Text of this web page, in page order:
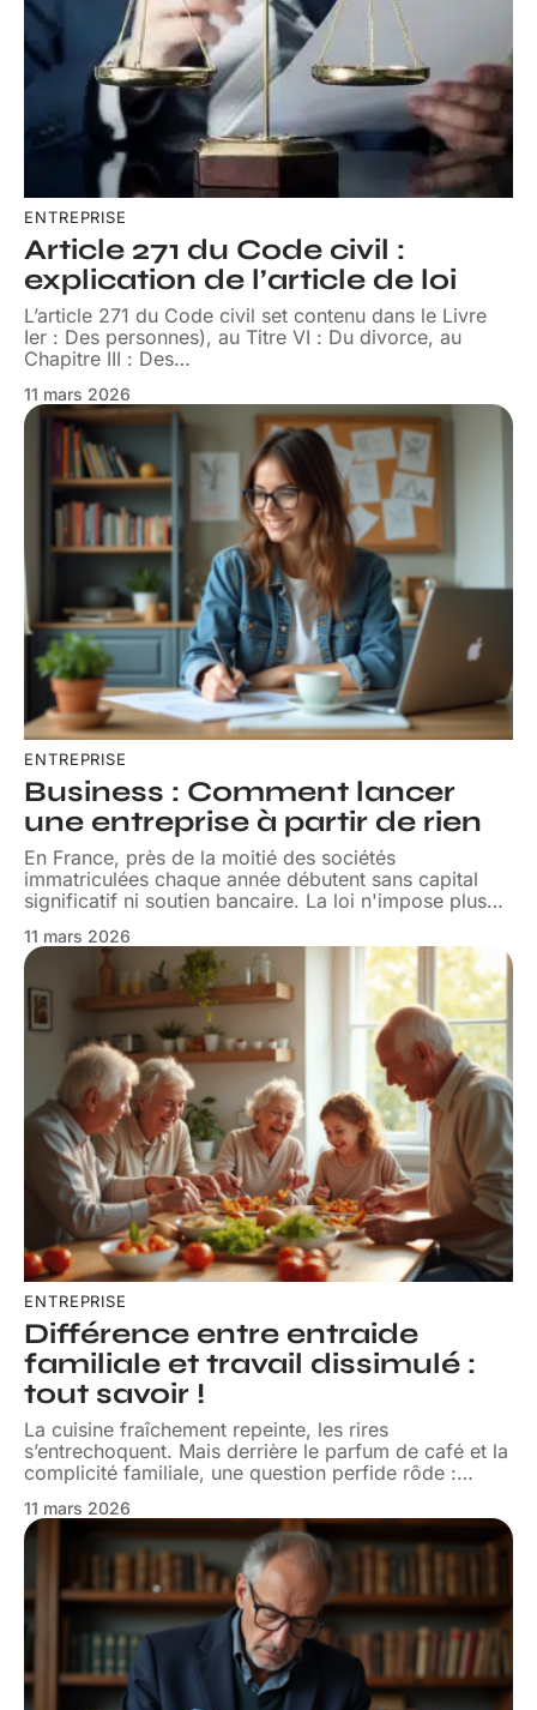
ENTREPRISE
Article 271 du Code civil :
explication de l’article de loi
L’article 271 du Code civil set contenu dans le Livre
Ier : Des personnes), au Titre VI : Du divorce, au
Chapitre III : Des…
11 mars 2026
ENTREPRISE
Business : Comment lancer
une entreprise à partir de rien
En France, près de la moitié des sociétés
immatriculées chaque année débutent sans capital
significatif ni soutien bancaire. La loi n'impose plus…
11 mars 2026
ENTREPRISE
Différence entre entraide
familiale et travail dissimulé :
tout savoir !
La cuisine fraîchement repeinte, les rires
s’entrechoquent. Mais derrière le parfum de café et la
complicité familiale, une question perfide rôde :…
11 mars 2026